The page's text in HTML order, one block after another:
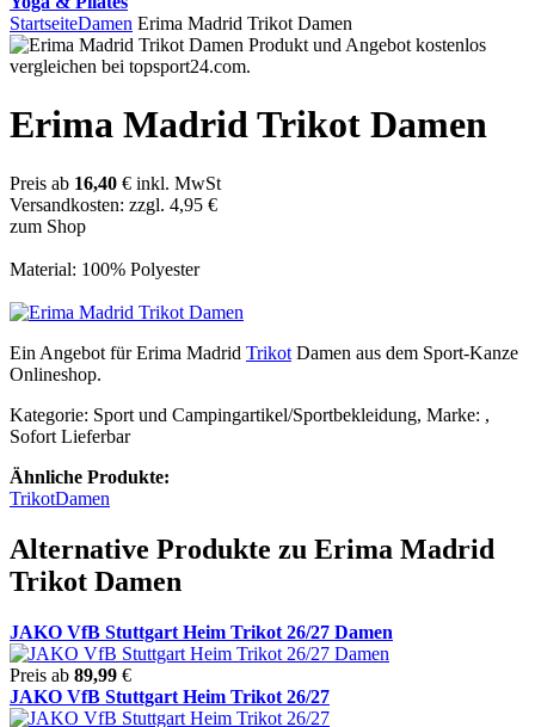
StartseiteDamen Erima Madrid Trikot Damen
Erima Madrid Trikot Damen
Preis ab 16,40 € inkl. MwSt
Versandkosten: zzgl. 4,95 €
zum Shop
Material: 100% Polyester
Ein Angebot für Erima Madrid Trikot Damen aus dem Sport-Kanze
Onlineshop.
Kategorie: Sport und Campingartikel/Sportbekleidung, Marke: ,
Sofort Lieferbar
Ähnliche Produkte:
TrikotDamen
Alternative Produkte zu Erima Madrid
Trikot Damen
JAKO VfB Stuttgart Heim Trikot 26/27 Damen
Preis ab 89,99 €
JAKO VfB Stuttgart Heim Trikot 26/27